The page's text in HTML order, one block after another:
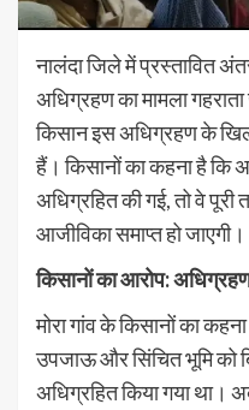
नालंदा जिले में प्रस्तावित
अधिग्रहण का मामला
किसान इस अधिग्रहण के
हैं। किसानों का कहना है कि
अधिग्रहित की गई, तो वे
आजीविका समाप्त हो जाएगी।
किसानों का आरोप:
मोरा गांव के किसानों का
उपजाऊ और सिंचित भूमि को
अधिग्रहित किया गया